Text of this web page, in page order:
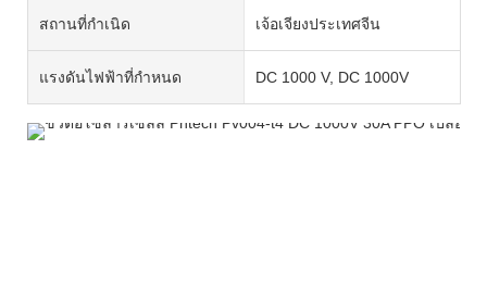
สถานที่กำเนิด เจ้อเจียงประเทศจีน
แรงดันไฟฟ้าที่กำหนด DC 1000 V, DC 1000V